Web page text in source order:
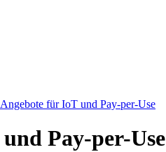
für IoT und Pay-per-Use
Pay-per-Use